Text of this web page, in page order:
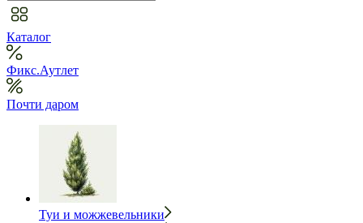
Каталог
Фикс.Аутлет
Почти даром
Туи и можжевельники